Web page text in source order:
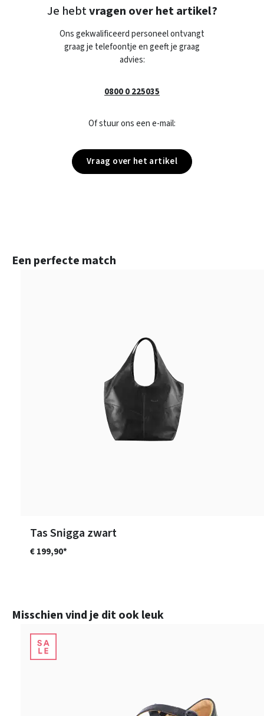
Je hebtvragen over het artikel?
Ons gekwalificeerd personeel ontvangt
graag je telefoontje en geeft je graag
advies:
0800 0 225035
Of stuur ons een e-mail:
Vraag over het artikel
Productgalerij overslaan
Een perfecte match
Tas Snigga zwart
€ 199,90*
Productgalerij overslaan
Misschien vind je dit ook leuk